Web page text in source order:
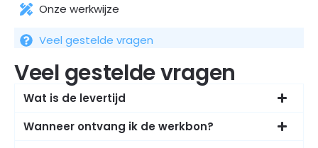
Onze werkwijze
Veel gestelde vragen
Veel gestelde vragen
Wat is de levertijd
Wanneer ontvang ik de werkbon?